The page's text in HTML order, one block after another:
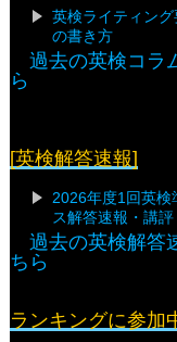
英検ライティング
の書き方
過去の英検コラ
ら
[英検解答速報]
2026年度1回英検
ス解答速報・講評
過去の英検解答
ちら
ランキングに参加